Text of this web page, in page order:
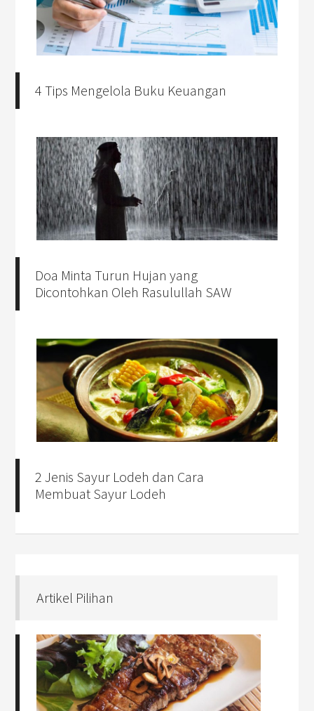
4 Tips Mengelola Buku Keuangan
Doa Minta Turun Hujan yang
Dicontohkan Oleh Rasulullah SAW
2 Jenis Sayur Lodeh dan Cara
Membuat Sayur Lodeh
Artikel Pilihan